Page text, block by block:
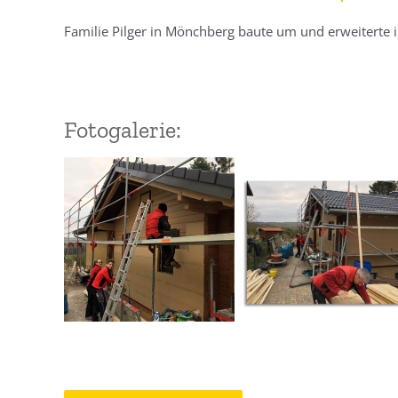
Familie Pilger in Mönchberg baute um und
Fotogalerie: